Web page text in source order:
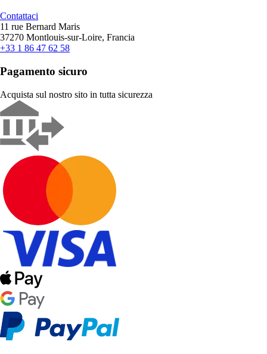
Contattaci
11 rue Bernard Maris
37270 Montlouis-sur-Loire, Francia
+33 1 86 47 62 58
Pagamento sicuro
Acquista sul nostro sito in tutta sicurezza